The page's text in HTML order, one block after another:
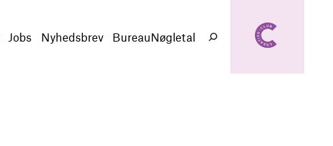
Jobs Nyhedsbrev BureauNøgletal
Søg